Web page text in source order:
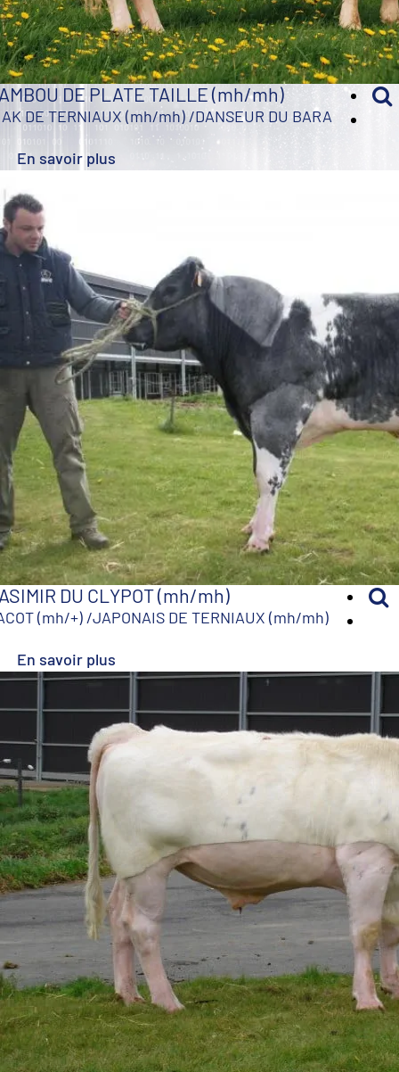
DE PLATE TAILLE (mh/mh)
DE TERNIAUX (mh/mh) /DANSEUR DU BARA
En savoir plus
DU CLYPOT (mh/mh)
(mh/+) /JAPONAIS DE TERNIAUX (mh/mh)
En savoir plus